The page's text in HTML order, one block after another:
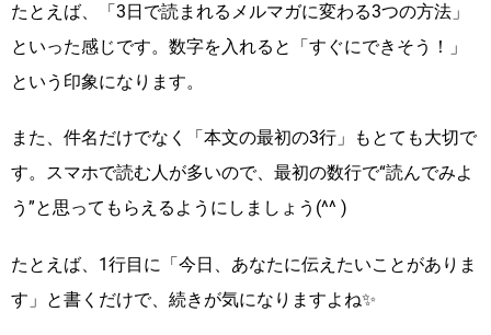
たとえば、「3日で読まれるメルマガに変わる3つの方法」
といった感じです。数字を入れると「すぐにできそう！」
という印象になります。
また、件名だけでなく「本文の最初の3行」もとても大切で
す。スマホで読む人が多いので、最初の数行で“読んでみよ
う”と思ってもらえるようにしましょう(^^ )
たとえば、1行目に「今日、あなたに伝えたいことがありま
す」と書くだけで、続きが気になりますよね✨